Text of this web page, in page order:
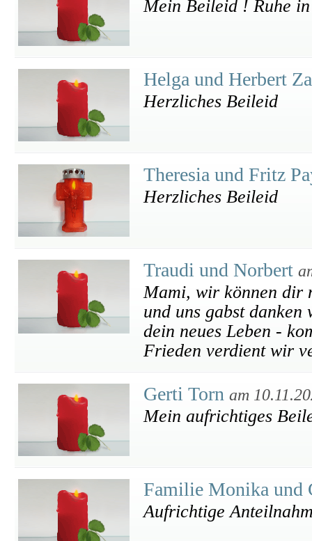
Mein Beileid ! Ruhe
Helga und Herbert
Herzliches Beileid
Theresia und Fritz
Herzliches Beileid
Traudi und Norbert
Mami, wir können dir
und uns gabst
dein neues Leben -
Frieden verdient wir
Gerti Torn am
Mein aufrichtiges
Familie Monika und
Aufrichtige